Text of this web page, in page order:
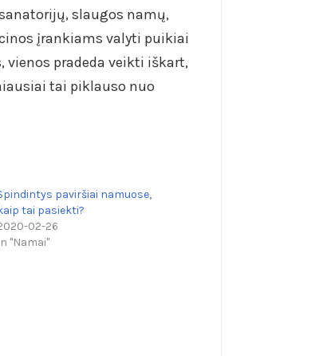
slaugos namų,
įrankiams valyti puikiai
vienos pradeda veikti iškart,
tai piklauso nuo
paviršiai namuose,
tai pasiekti?
02-26
"Namai"